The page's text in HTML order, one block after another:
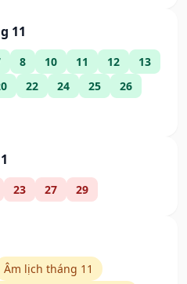
11
8 10 11 12
13
22 24 25
26
23 27 29
Âm lịch tháng 11